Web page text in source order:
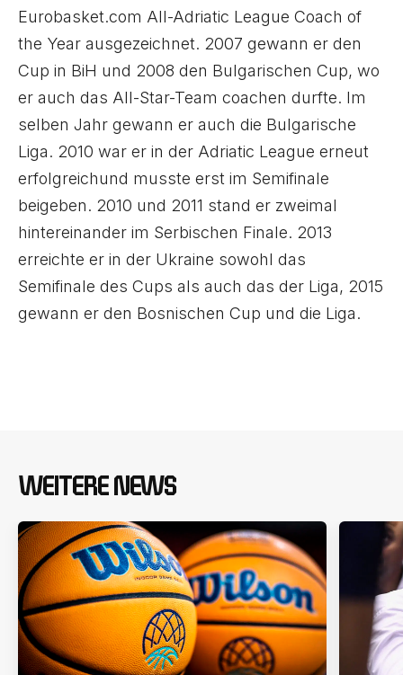
Eurobasket.com All-Adriatic League Coach of
the Year ausgezeichnet. 2007 gewann er den
Cup in BiH und 2008 den Bulgarischen Cup, wo
er auch das All-Star-Team coachen durfte. Im
selben Jahr gewann er auch die Bulgarische
Liga. 2010 war er in der Adriatic League erneut
erfolgreichund musste erst im Semifinale
beigeben. 2010 und 2011 stand er zweimal
hintereinander im Serbischen Finale. 2013
erreichte er in der Ukraine sowohl das
Semifinale des Cups als auch das der Liga, 2015
gewann er den Bosnischen Cup und die Liga.
WEITERE NEWS